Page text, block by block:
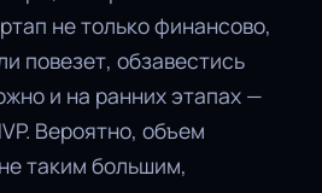
не только финансово,
повезет, обзавестись
и на ранних этапах —
Вероятно, объем
таким большим,